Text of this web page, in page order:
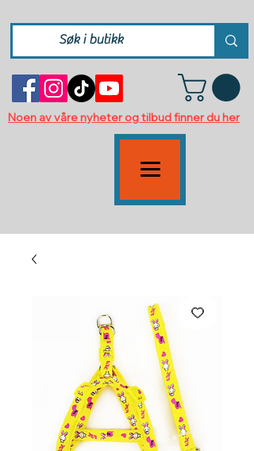
Noen av våre nyheter og tilbud finner du her